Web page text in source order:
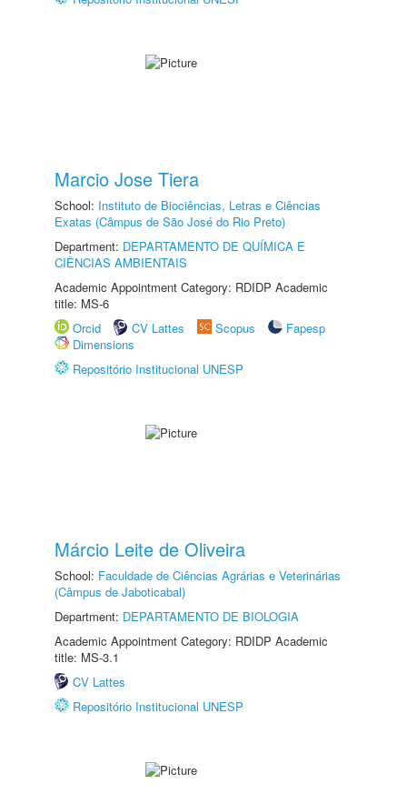
Marcio Jose Tiera
School: Instituto de Biociências, Letras e Ciências
Exatas (Câmpus de São José do Rio Preto)
Department: DEPARTAMENTO DE QUÍMICA E
CIÊNCIAS AMBIENTAIS
Academic Appointment Category: RDIDP Academic
title: MS-6
Orcid
CV Lattes Scopus
Fapesp
Dimensions
Repositório Institucional UNESP
Márcio Leite de Oliveira
School: Faculdade de Ciências Agrárias e Veterinárias
(Câmpus de Jaboticabal)
Department: DEPARTAMENTO DE BIOLOGIA
Academic Appointment Category: RDIDP Academic
title: MS-3.1
CV Lattes
Repositório Institucional UNESP